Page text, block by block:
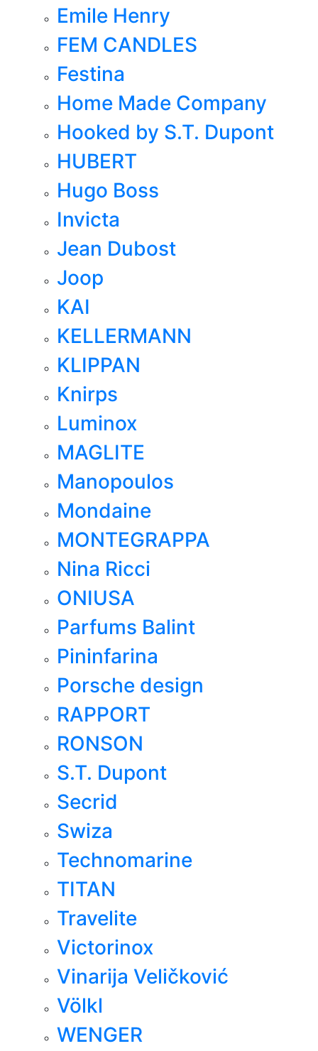
Emile Henry
FEM CANDLES
Festina
Home Made Company
Hooked by S.T. Dupont
HUBERT
Hugo Boss
Invicta
Jean Dubost
Joop
KAI
KELLERMANN
KLIPPAN
Knirps
Luminox
MAGLITE
Manopoulos
Mondaine
MONTEGRAPPA
Nina Ricci
ONIUSA
Parfums Balint
Pininfarina
Porsche design
RAPPORT
RONSON
S.T. Dupont
Secrid
Swiza
Technomarine
TITAN
Travelite
Victorinox
Vinarija Veličković
Völkl
WENGER